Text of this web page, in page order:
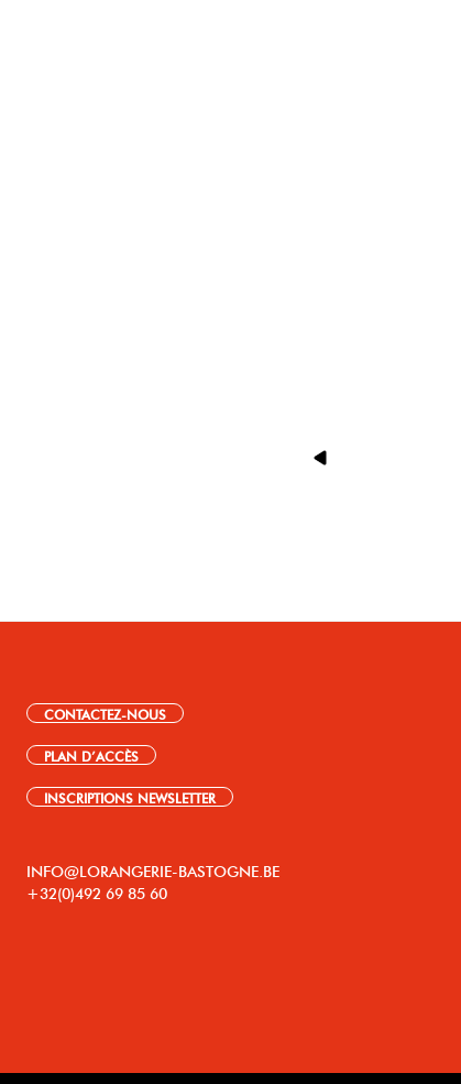
CONTACTEZ-NOUS
PLAN D’ACCÈS
INSCRIPTIONS NEWSLETTER
INFO@LORANGERIE-BASTOGNE.BE
+32(0)492 69 85 60